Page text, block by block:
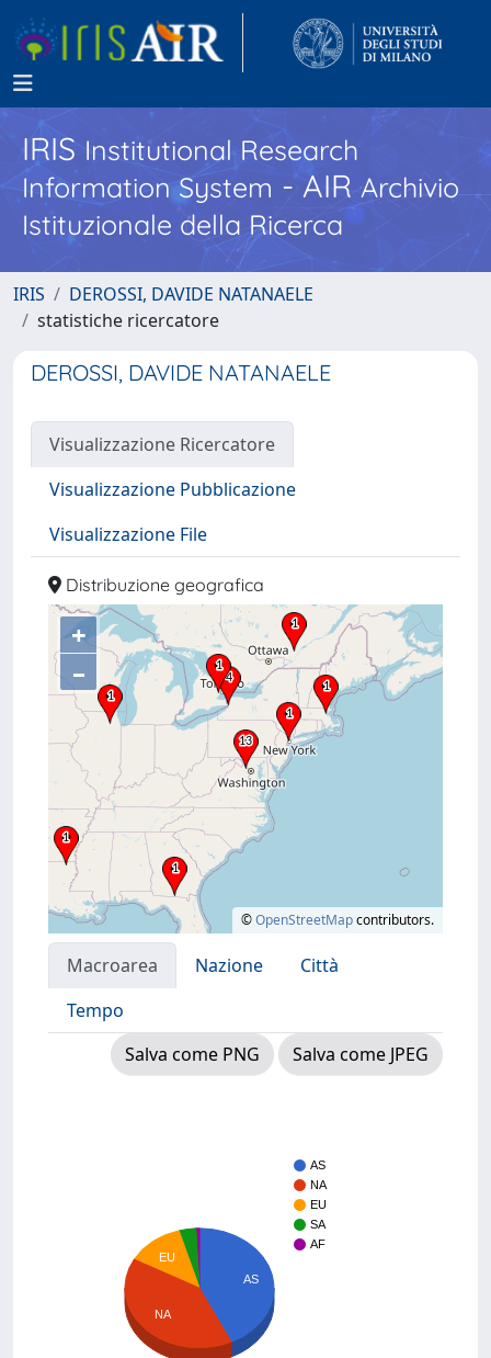
IRISInstitutional Research
Information System - AIR Archivio
Istituzionale della Ricerca
IRIS
DEROSSI, DAVIDE NATANAELE
statistiche ricercatore
DEROSSI, DAVIDE NATANAELE
Visualizzazione Ricercatore
Visualizzazione Pubblicazione
Visualizzazione File
Distribuzione geografica
+
–
©OpenStreetMapcontributors.
Macroarea Nazione
Città
Tempo
Salva come PNG
Salva come JPEG
AS
NA
EU
SA
AF
AS
EU
NA